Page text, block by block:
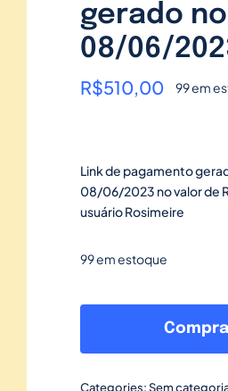
gerado
08/06/
R$510,00 99 em
Link de pagamento
08/06/2023 no valor de
usuário Rosimeire
99 em estoque
de
Categories:Sem